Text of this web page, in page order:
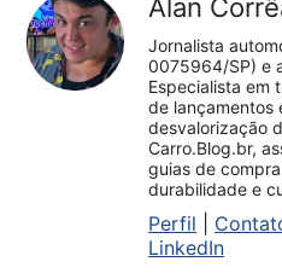
Alan
Jornalista
0075964/SP) e
Especialista em
de lançamentos
desvalorização
Carro.Blog.br,
guias de
durabilidade e
Perfil
LinkedIn